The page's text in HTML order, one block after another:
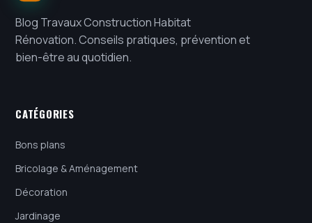
Blog Travaux Construction Habitat
Rénovation. Conseils pratiques, prévention et
bien-être au quotidien.
CATÉGORIES
Bons plans
Bricolage & Aménagement
Décoration
Jardinage